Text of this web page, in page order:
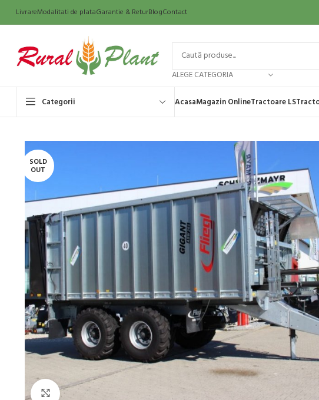
LivrareModalitati de plataGarantie & ReturBlogContact
ALEGE CATEGORIA
Categorii AcasaMagazin OnlineTractoare LS
SOLD
OUT
Click to enlarge